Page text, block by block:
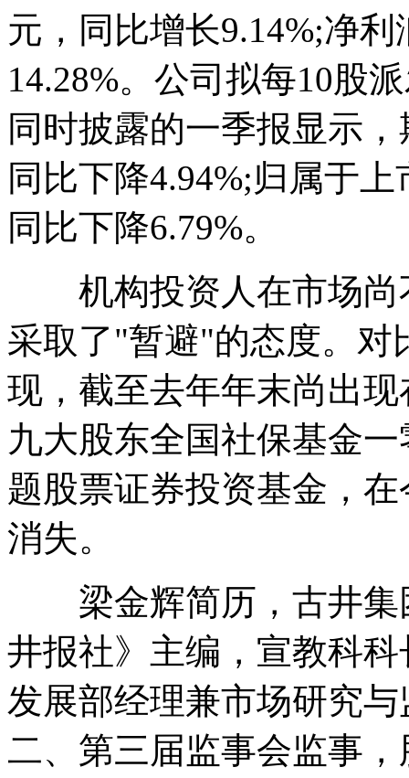
元，同比增长9.14%;净
14.28%。公司拟每10股
同时披露的一季报显示
同比下降4.94%;归属于
同比下降6.79%。
机构投资人在市场尚
采取了"暂避"的态度。对
现，截至去年年末尚出
九大股东全国社保基金
题股票证券投资基金，
消失。
梁金辉简历，古井集
井报社》主编，宣教科
发展部经理兼市场研究
二、第三届监事会监事